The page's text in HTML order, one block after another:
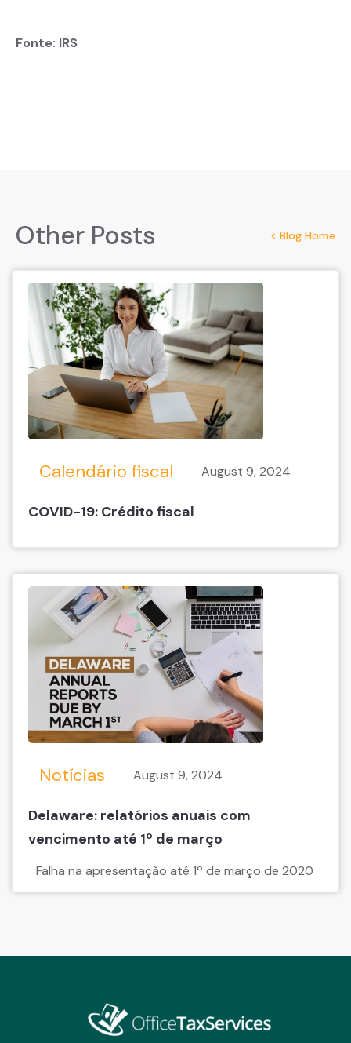
Fonte: IRS
Other Posts < Blog Home
Calendário fiscal August 9, 2024
COVID-19: Crédito fiscal
Notícias August 9, 2024
Delaware: relatórios anuais com
vencimento até 1º de março
Falha na apresentação até 1º de março de 2020